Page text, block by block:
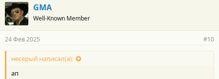
GMA
Well-Known Member
24 Фев 2025 #10
несерый написал(а):
ап